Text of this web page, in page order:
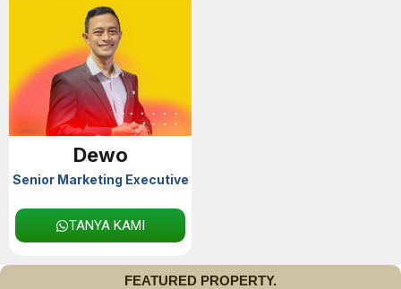
Dewo
Senior Marketing Executive
TANYA KAMI
FEATURED PROPERTY.